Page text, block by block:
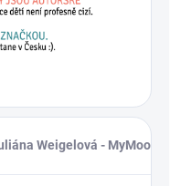
Weigelová - MyMoo